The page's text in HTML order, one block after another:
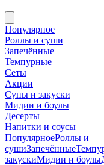
Популярное
Роллы и суши
Запечённые
Темпурные
Сеты
Акции
Супы и закуски
Мидии и боулы
Десерты
Напитки и соусы
ПопулярноеРоллы и
сушиЗапечённые
закускиМидии и боулы